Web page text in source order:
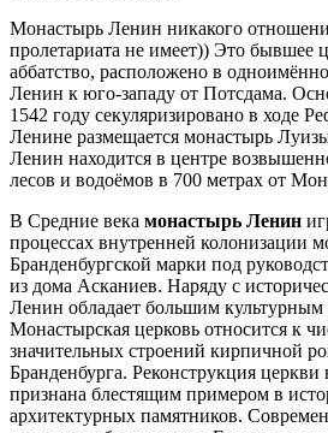
Монастырь Ленин никакого
пролетариата не имеет)) Это бывшее
аббатство, расположено в
Ленин к юго-западу от Потсдама.
1542 году секуляризировано в ходе
Ленине размещается монастырь
Ленин находится в центре
лесов и водоёмов в 700 метрах от
В Средние века монастырь Ленин
процессах внутренней колонизации
Бранденбургской марки под
из дома Асканиев. Наряду с
Ленин обладает большим культурным
Монастырская церковь относится к
значительных строений кирпичной
Бранденбурга. Реконструкция церкви
признана блестящим примером в
архитектурных памятников.